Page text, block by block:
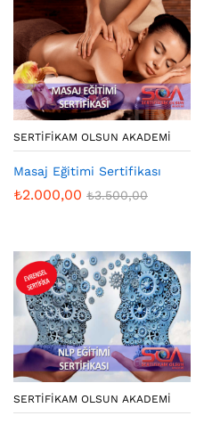
SERTIFIKAM OLSUN AKADEMI
Masaj Eğitimi Sertifikası
₺2.000,00 ₺3.500,00
SERTIFIKAM OLSUN AKADEMI